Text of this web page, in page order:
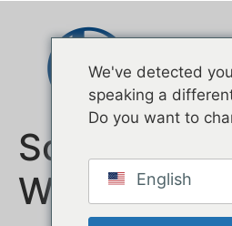
Schlagwort:
We've detected
speaking a
Do you want to
English